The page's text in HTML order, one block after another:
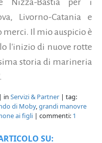
Livorno-Catania e
Il mio auspicio è
l'inizio di nuove rotte
storia di marineria
| in Servizi & Partner | tag:
di Moby,grandi manovre
ai figli | commenti: 1
SU: